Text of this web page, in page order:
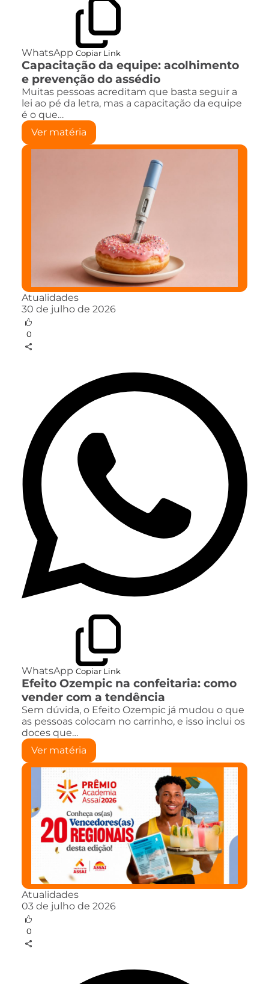
WhatsApp Copiar Link
Capacitação da equipe: acolhimento
e prevenção do assédio
Muitas pessoas acreditam que basta seguir a
lei ao pé da letra, mas a capacitação da equipe
é o que…
Ver matéria
Atualidades
30 de julho de 2026
0
WhatsApp Copiar Link
Efeito Ozempic na confeitaria: como
vender com a tendência
Sem dúvida, o Efeito Ozempic já mudou o que
as pessoas colocam no carrinho, e isso inclui os
doces que…
Ver matéria
Atualidades
03 de julho de 2026
0